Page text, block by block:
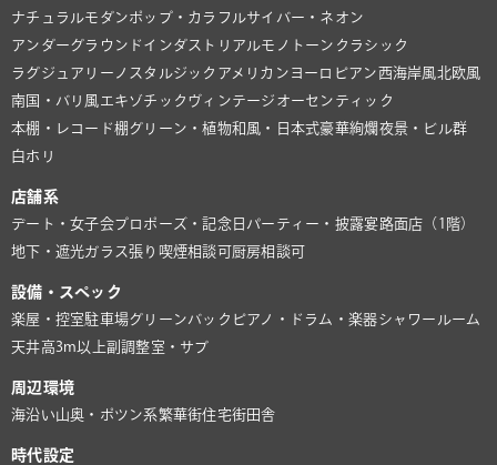
ナチュラルモダンポップ・カラフルサイバー・ネオン
アンダーグラウンド インダストリアルモノトーン クラシック
ラグジュアリー ノスタルジック アメリカン ヨーロピアン 西海岸風北欧風
南国・バリ風 エキゾチック ヴィンテージ オーセンティック
本棚・レコード棚グリーン・植物和風・日本式豪華絢爛夜景・ビル群
白ホリ
店舗系
デート・女子会プロポーズ・記念日 パーティー・披露宴路面店（1階）
地下・遮光ガラス張り 喫煙相談可 厨房相談可
設備・スペック
楽屋・控室駐車場グリーンバック ピアノ・ドラム・楽器シャワールーム
天井高3m以上副調整室・サブ
周辺環境
海沿い山奥・ポツン系繁華街住宅街田舎
時代設定